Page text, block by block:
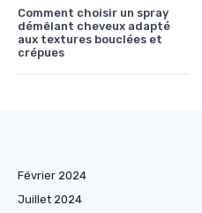
Comment choisir un spray
démêlant cheveux adapté
aux textures bouclées et
crépues
Février 2024
Juillet 2024